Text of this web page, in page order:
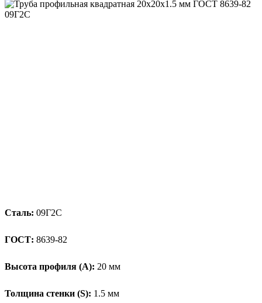
Сталь: 09Г2С
ГОСТ: 8639-82
Высота профиля (А): 20 мм
Толщина стенки (S): 1.5 мм